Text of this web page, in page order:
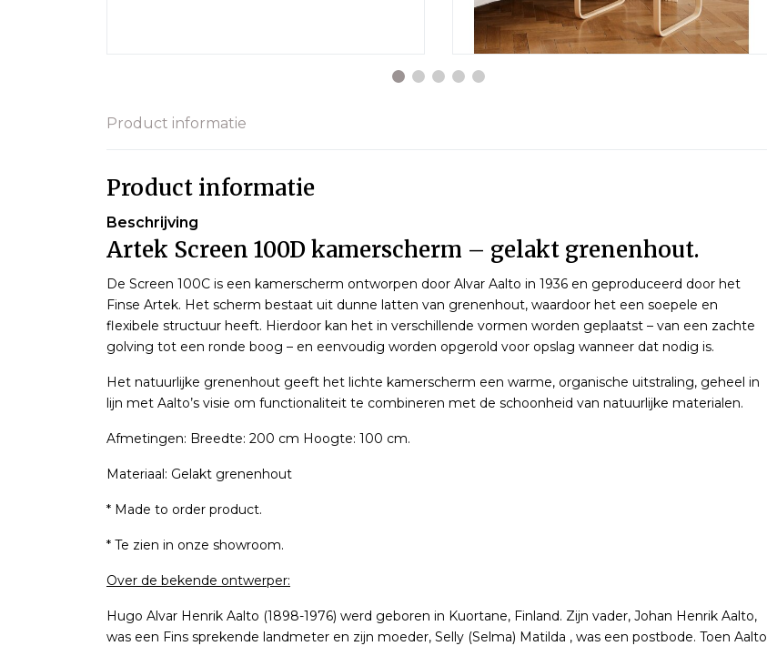
Product informatie
Product informatie
Beschrijving
Artek Screen 100D kamerscherm – gelakt grenenhout.
De Screen 100C is een kamerscherm ontworpen door Alvar Aalto in 1936 en geproduceerd door het
Finse Artek. Het scherm bestaat uit dunne latten van grenenhout, waardoor het een soepele en
flexibele structuur heeft. Hierdoor kan het in verschillende vormen worden geplaatst – van een zachte
golving tot een ronde boog – en eenvoudig worden opgerold voor opslag wanneer dat nodig is.
Het natuurlijke grenenhout geeft het lichte kamerscherm een warme, organische uitstraling, geheel in
lijn met Aalto’s visie om functionaliteit te combineren met de schoonheid van natuurlijke materialen.
Afmetingen: Breedte: 200 cm Hoogte: 100 cm.
Materiaal: Gelakt grenenhout
* Made to order product.
* Te zien in onze showroom.
Over de bekende ontwerper:
Hugo Alvar Henrik Aalto (1898-1976) werd geboren in Kuortane, Finland. Zijn vader, Johan Henrik Aalto,
was een Fins sprekende landmeter en zijn moeder, Selly (Selma) Matilda , was een postbode. Toen Aalto